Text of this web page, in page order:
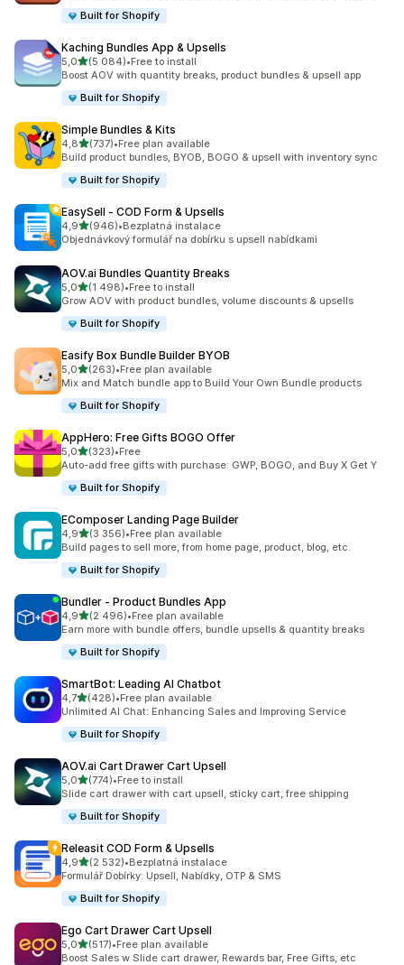
Built for Shopify
Kaching Bundles App & Upsells
5,0z 5 hvězd
(5 084)
Celkový počet recenzí: 5084
•Free to install
Boost AOV with quantity breaks, product bundles & upsell app
Built for Shopify
Simple Bundles & Kits
4,8z 5 hvězd
(737)
Celkový počet recenzí: 737
•Free plan available
Build product bundles, BYOB, BOGO & upsell with inventory sync
Built for Shopify
EasySell ‑ COD Form & Upsells
4,9z 5 hvězd
(946)
Celkový počet recenzí: 946
•Bezplatná instalace
Objednávkový formulář na dobírku s upsell nabídkami
AOV.ai Bundles Quantity Breaks
5,0z 5 hvězd
(1 498)
Celkový počet recenzí: 1498
•Free to install
Grow AOV with product bundles, volume discounts & upsells
Built for Shopify
Easify Box Bundle Builder BYOB
5,0z 5 hvězd
(263)
Celkový počet recenzí: 263
•Free plan available
Mix and Match bundle app to Build Your Own Bundle products
Built for Shopify
AppHero: Free Gifts BOGO Offer
5,0z 5 hvězd
(323)
Celkový počet recenzí: 323
•Free
Auto-add free gifts with purchase: GWP, BOGO, and Buy X Get Y
Built for Shopify
EComposer Landing Page Builder
4,9z 5 hvězd
(3 356)
Celkový počet recenzí: 3356
•Free plan available
Build pages to sell more, from home page, product, blog, etc.
Built for Shopify
Bundler ‑ Product Bundles App
4,9z 5 hvězd
(2 496)
Celkový počet recenzí: 2496
•Free plan available
Earn more with bundle offers, bundle upsells & quantity breaks
Built for Shopify
SmartBot: Leading AI Chatbot
4,7z 5 hvězd
(428)
Celkový počet recenzí: 428
•Free plan available
Unlimited AI Chat: Enhancing Sales and Improving Service
Built for Shopify
AOV.ai Cart Drawer Cart Upsell
5,0z 5 hvězd
(774)
Celkový počet recenzí: 774
•Free to install
Slide cart drawer with cart upsell, sticky cart, free shipping
Built for Shopify
Releasit COD Form & Upsells
4,9z 5 hvězd
(2 532)
Celkový počet recenzí: 2532
•Bezplatná instalace
Formulář Dobírky: Upsell, Nabídky, OTP & SMS
Built for Shopify
Ego Cart Drawer Cart Upsell
5,0z 5 hvězd
(517)
Celkový počet recenzí: 517
•Free plan available
Boost Sales w Slide cart drawer, Rewards bar, Free Gifts, etc